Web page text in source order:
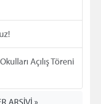
Açılış Töreni